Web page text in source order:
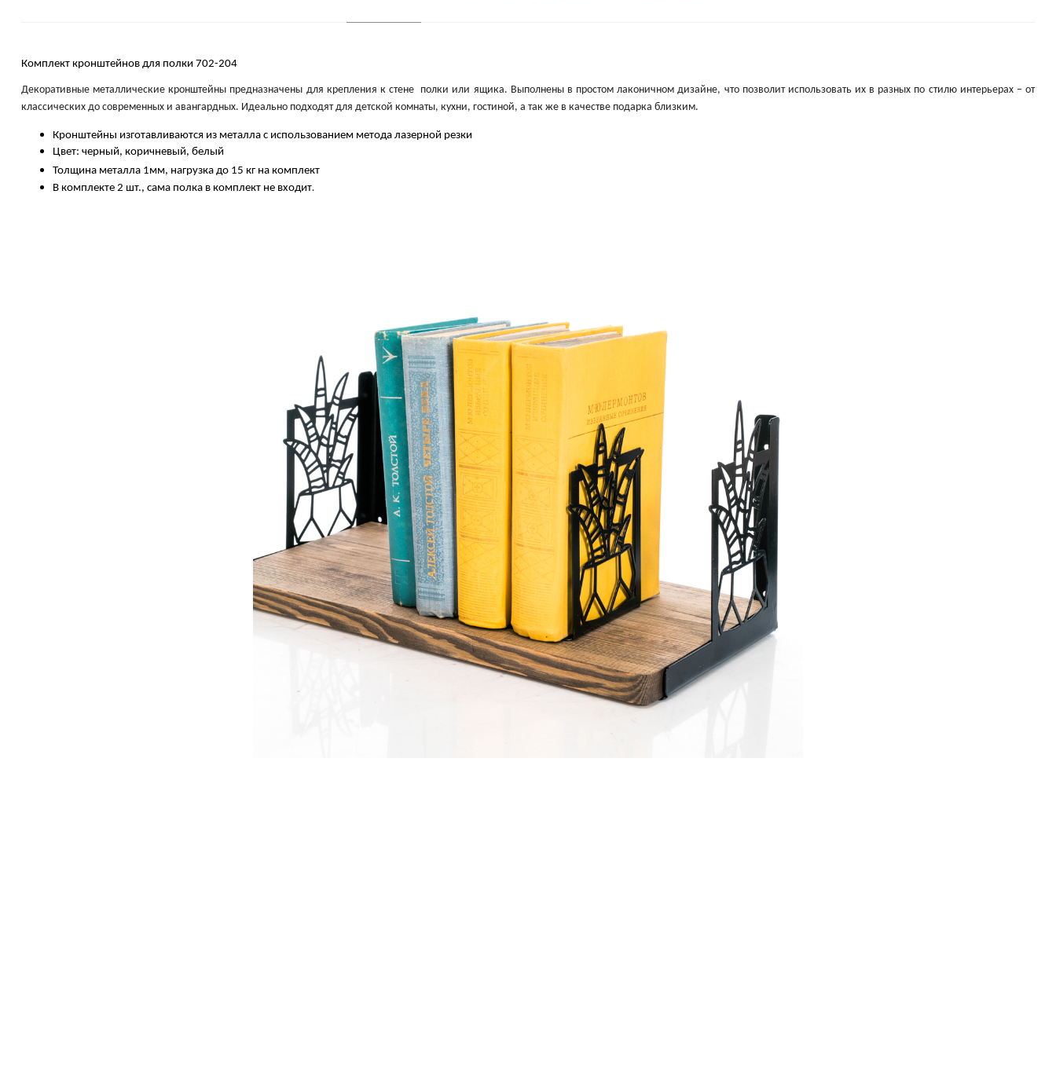
Комплект кронштейнов для полки 702-204
Декоративные металлические кронштейны предназначены для крепления к стене полки или ящика. Выполнены в простом лаконичном дизайне, что позволит использовать их в разных по стилю интерьерах – от
классических до современных и авангардных. Идеально подходят для детской комнаты, кухни, гостиной, а так же в качестве подарка близким.
Кронштейны изготавливаются из металла с использованием метода лазерной резки
Цвет: черный, коричневый, белый
Толщина металла 1мм, нагрузка до 15 кг на комплект
В комплекте 2 шт., сама полка в комплект не входит.